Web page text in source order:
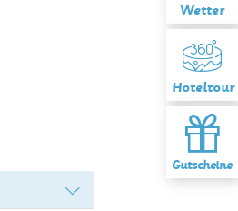
Wetter
Hoteltour
Gutscheine